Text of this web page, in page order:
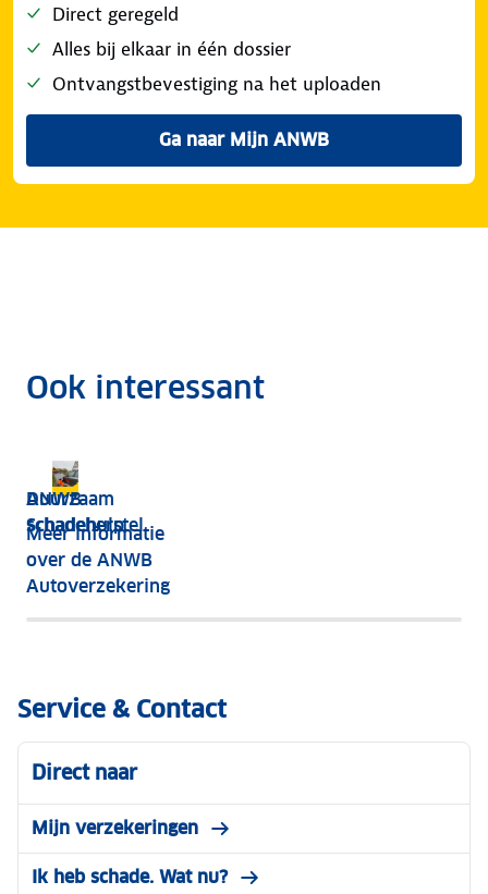
Direct geregeld
Alles bij elkaar in één dossier
Ontvangstbevestiging na het uploaden
Ga naar Mijn ANWBom je schadeformulier te
Ook interessant
Hulp bij schade, ANWB Alarmcentrale
Meer informatie
over de ANWB
Autoverzekering
Duurzaam
schadeherstel
ANWB
Schadehulp
Service & Contact
Direct naar
Mijn verzekeringen
Ik heb schade. Wat nu?